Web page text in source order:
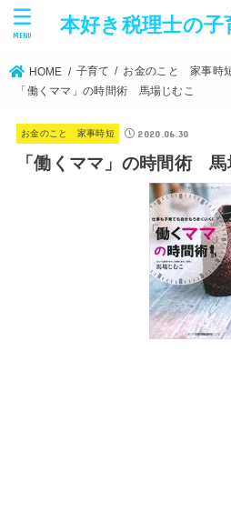
本好き税理士の
MENU
HOME 子育て
お金のこと 家事時
「働くママ」の時間術 馬場じむこ
お金のこと 家事時短 2020.06.30
「働くママ」の時間術 馬